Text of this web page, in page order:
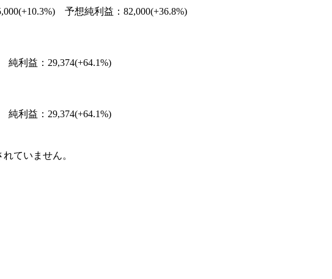
予想純利益：82,000(+36.8%)
利益：29,374(+64.1%)
利益：29,374(+64.1%)
ていません。